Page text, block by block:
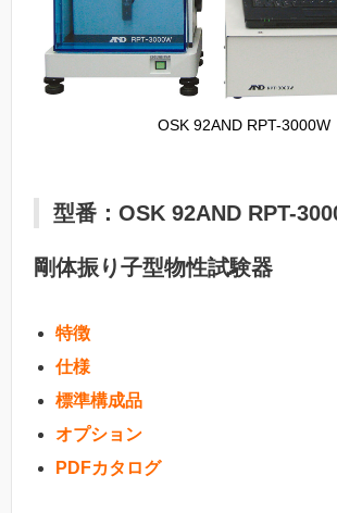
OSK 92AND RPT-3000W
型番：OSK 92AND RPT-
剛体振り子型物性試験器
特徴
仕様
標準構成品
オプション
PDFカタログ